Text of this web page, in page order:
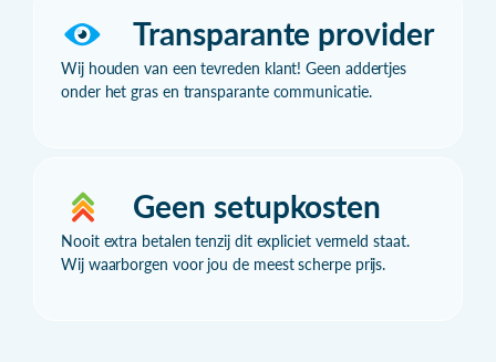
Transparante provider
Wij houden van een tevreden klant! Geen addertjes
onder het gras en transparante communicatie.
Geen setupkosten
Nooit extra betalen tenzij dit expliciet vermeld staat.
Wij waarborgen voor jou de meest scherpe prijs.